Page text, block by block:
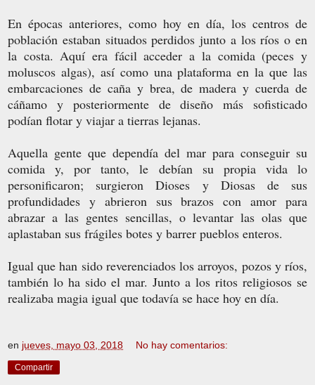
En épocas anteriores, como hoy en día, los centros de
población estaban situados perdidos junto a los ríos o en
la costa. Aquí era fácil acceder a la comida (peces y
moluscos algas), así como una plataforma en la que las
embarcaciones de caña y brea, de madera y cuerda de
cáñamo y posteriormente de diseño más sofisticado
podían flotar y viajar a tierras lejanas.
Aquella gente que dependía del mar para conseguir su
comida y, por tanto, le debían su propia vida lo
personificaron; surgieron Dioses y Diosas de sus
profundidades y abrieron sus brazos con amor para
abrazar a las gentes sencillas, o levantar las olas que
aplastaban sus frágiles botes y barrer pueblos enteros.
Igual que han sido reverenciados los arroyos, pozos y ríos,
también lo ha sido el mar. Junto a los ritos religiosos se
realizaba magia igual que todavía se hace hoy en día.
en jueves, mayo 03, 2018 No hay comentarios:
Compartir